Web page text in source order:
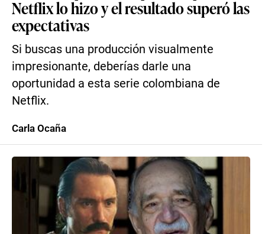
Netflix lo hizo y el resultado superó las
expectativas
Si buscas una producción visualmente
impresionante, deberías darle una
oportunidad a esta serie colombiana de
Netflix.
Carla Ocaña